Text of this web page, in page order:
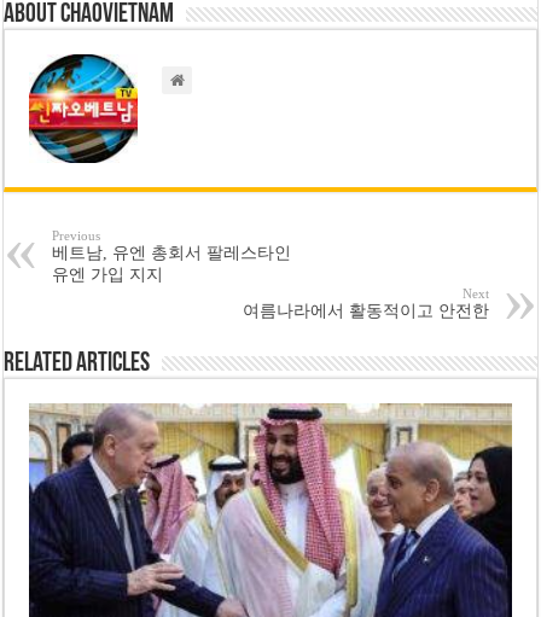
About chaovietnam
Previous
베트남, 유엔 총회서 팔레스타인
유엔 가입 지지
Next
여름나라에서 활동적이고 안전한
Related Articles